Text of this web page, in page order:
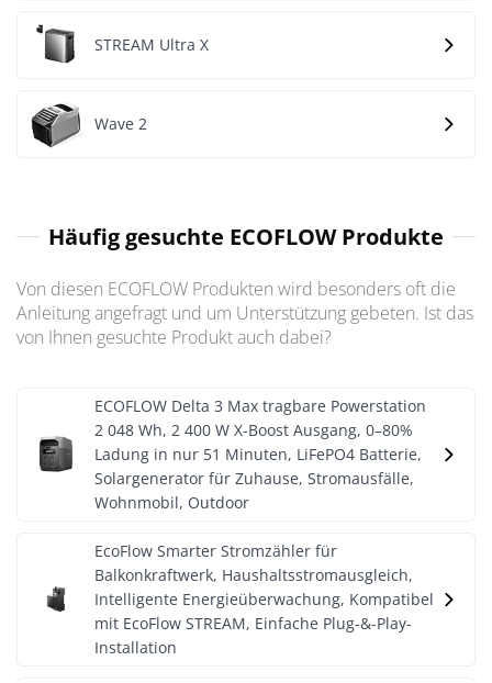
STREAM Ultra X
Wave 2
Häufig gesuchte ECOFLOW Produkte
Von diesen ECOFLOW Produkten wird besonders oft die
Anleitung angefragt und um Unterstützung gebeten. Ist das
von Ihnen gesuchte Produkt auch dabei?
ECOFLOW Delta 3 Max tragbare Powerstation
2 048 Wh, 2 400 W X-Boost Ausgang, 0–80%
Ladung in nur 51 Minuten, LiFePO4 Batterie,
Solargenerator für Zuhause, Stromausfälle,
Wohnmobil, Outdoor
EcoFlow Smarter Stromzähler für
Balkonkraftwerk, Haushaltsstromausgleich,
Intelligente Energieüberwachung, Kompatibel
mit EcoFlow STREAM, Einfache Plug-&-Play-
Installation